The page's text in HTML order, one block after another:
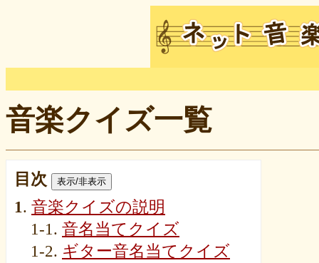
音楽クイズ一覧
目次 表示/非表示
1. 音楽クイズの説明
1-1. 音名当てクイズ
1-2. ギター音名当てクイズ